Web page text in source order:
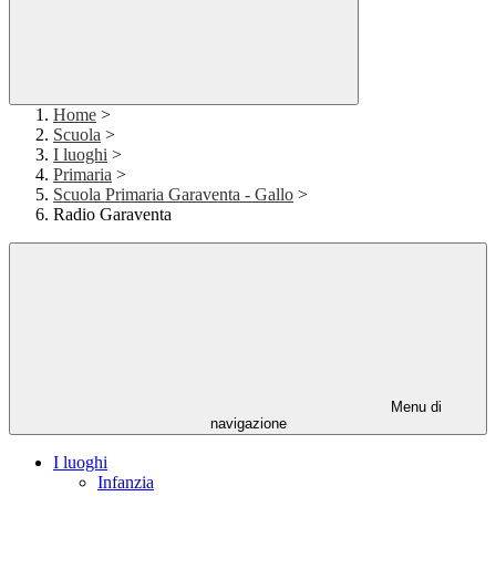
Home >
Scuola >
I luoghi >
Primaria >
Scuola Primaria Garaventa - Gallo >
Radio Garaventa
Menu di
navigazione
I luoghi
Infanzia